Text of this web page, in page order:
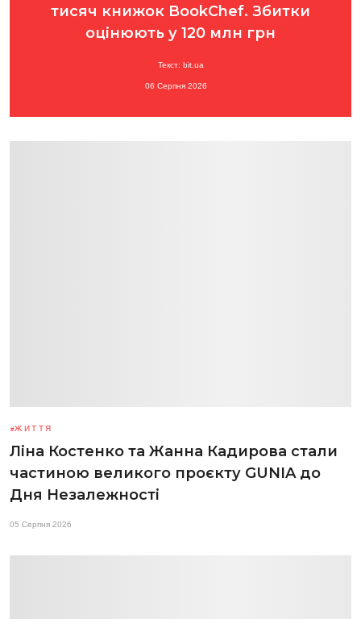
тисяч книжок BookChef. Збитки
оцінюють у 120 млн грн
Текст: bit.ua
06 Серпня 2026
ЖИТТЯ
Ліна Костенко та Жанна Кадирова стали
частиною великого проєкту GUNIA до
Дня Незалежності
05 Серпня 2026